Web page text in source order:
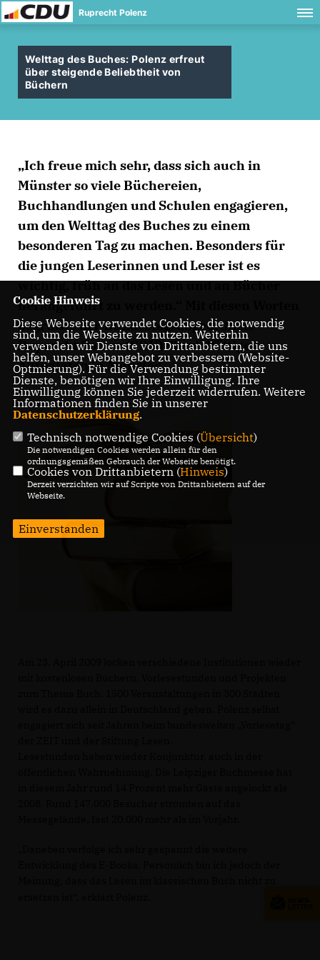
Ruprecht Polenz
Welttag des Buches: Polenz erfreut
über steigende Beliebtheit von
Büchern
Ich freue mich sehr, dass sich auch in
Münster so viele Büchereien,
Buchhandlungen und Schulen engagieren,
um den Welttag des Buches zu einem
besonderen Tag zu machen. Besonders für
die jungen Leserinnen und Leser ist es
wichtig, früh an das Lesen und an Bücher
herangeführt zu werden.“ Mit diesen Worten
begrüßte der Bundestagsabgeordnete
Ruprecht Polenz (CDU) die vielfältigen
Aktivitäten in Münster.
Cookie Hinweis
Diese Webseite verwendet Cookies, die notwendig
sind, um die Webseite zu nutzen. Weiterhin
verwenden wir Dienste von Drittanbietern, die uns
helfen, unser Webangebot zu verbessern (Website-
Optmierung). Für die Verwendung bestimmter
Dienste, benötigen wir Ihre Einwilligung. Ihre
Einwilligung können Sie jederzeit widerrufen. Weitere
Informationen finden Sie in unserer
Datenschutzerklärung.
Technisch notwendige Cookies (Übersicht)
Die notwendigen Cookies werden allein für den
ordnungsgemäßen Gebrauch der Webseite benötigt.
Cookies von Drittanbietern (Hinweis)
Derzeit verzichten wir auf Scripte von Drittanbietern auf der
Webseite.
Einverstanden